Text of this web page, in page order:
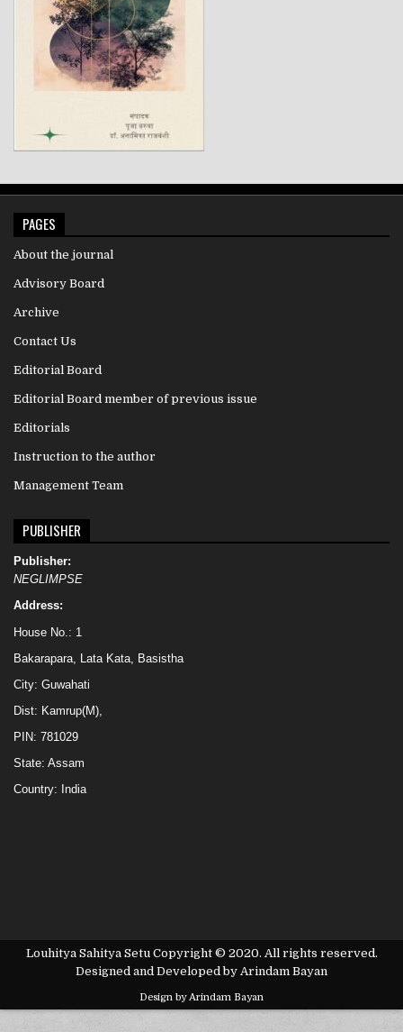
PAGES
About the journal
Advisory Board
Archive
Contact Us
Editorial Board
Editorial Board member of previous issue
Editorials
Instruction to the author
Management Team
PUBLISHER
Publisher:
NEGLIMPSE
Address:
House No.: 1
Bakarapara, Lata Kata, Basistha
City: Guwahati
Dist: Kamrup(M),
PIN: 781029
State: Assam
Country: India
Louhitya Sahitya Setu Copyright © 2020. All rights reserved.
Designed and Developed by Arindam Bayan
Design by Arindam Bayan